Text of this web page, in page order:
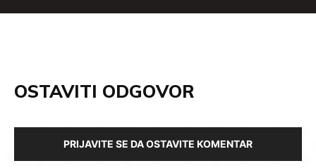
OSTAVITI ODGOVOR
PRIJAVITE SE DA OSTAVITE KOMENTAR